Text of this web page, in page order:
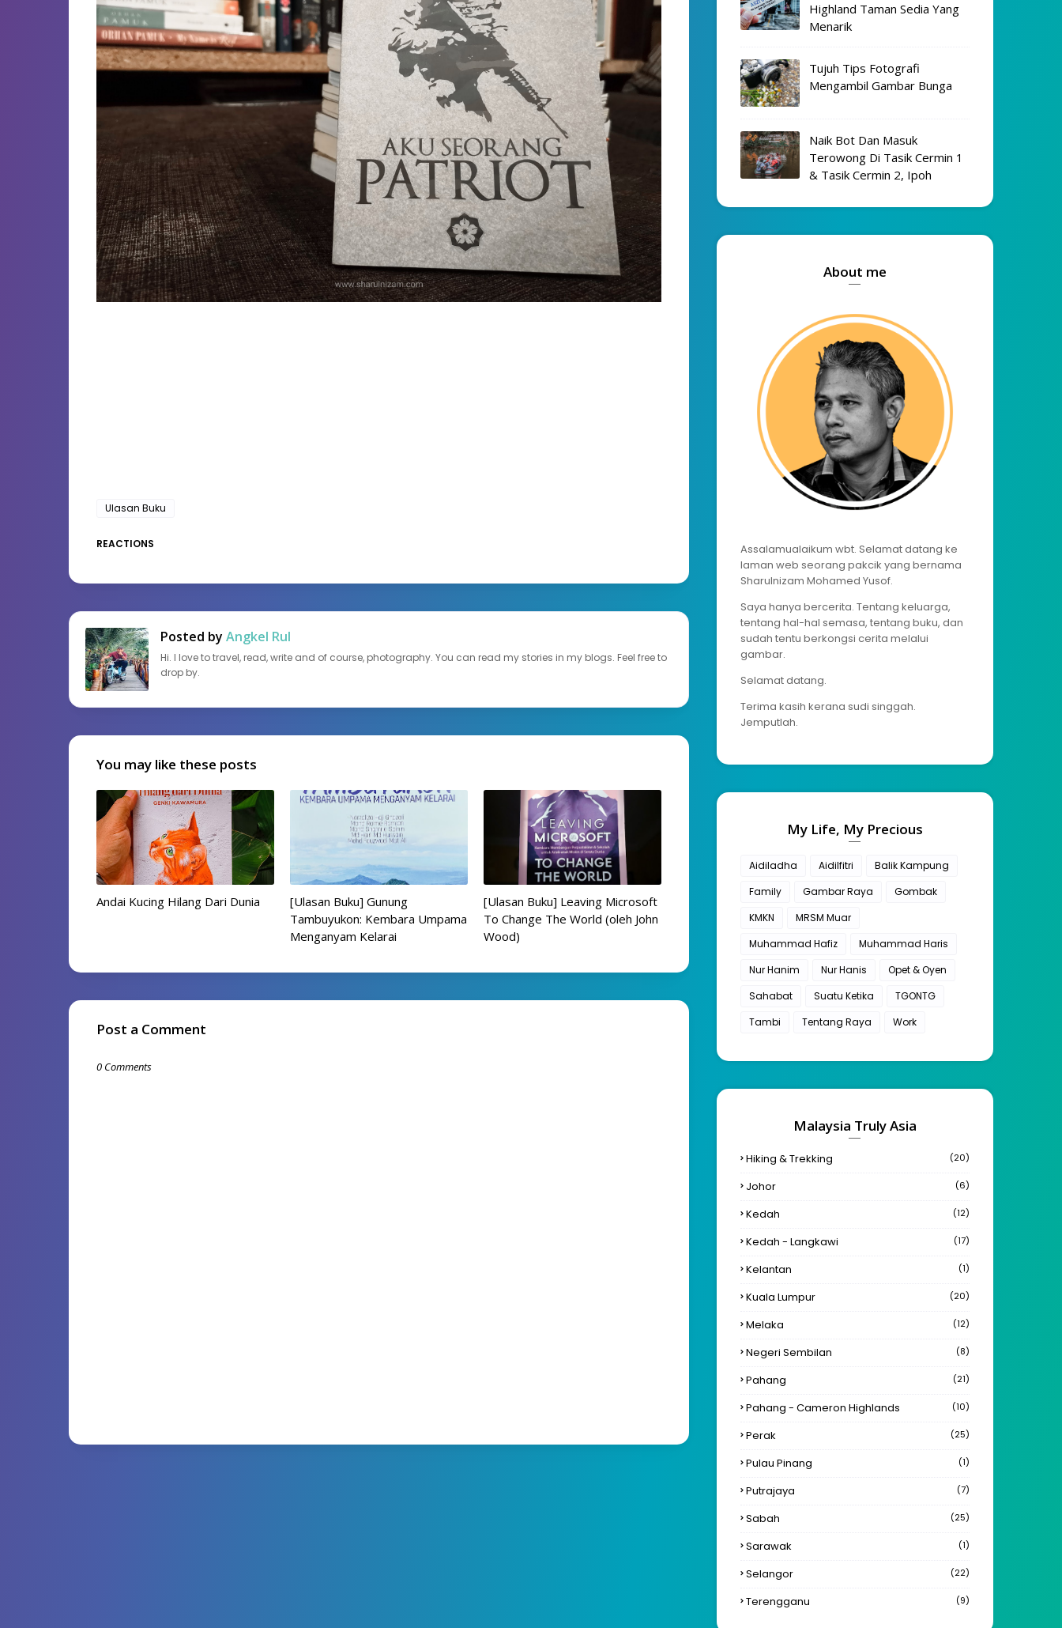
Ulasan Buku
REACTIONS
Posted by Angkel Rul
Hi. I love to travel, read, write and of course, photography. You can read my stories in my blogs. Feel free to
drop by.
You may like these posts
Andai Kucing Hilang Dari Dunia
[Ulasan Buku] Gunung
Tambuyukon: Kembara Umpama
Menganyam Kelarai
[Ulasan Buku] Leaving Microsoft
To Change The World (oleh John
Wood)
Post a Comment
0 Comments
Highland Taman Sedia Yang
Menarik
Tujuh Tips Fotografi
Mengambil Gambar Bunga
Naik Bot Dan Masuk
Terowong Di Tasik Cermin 1
& Tasik Cermin 2, Ipoh
About me
Assalamualaikum wbt. Selamat datang ke
laman web seorang pakcik yang bernama
Sharulnizam Mohamed Yusof.
Saya hanya bercerita. Tentang keluarga,
tentang hal-hal semasa, tentang buku, dan
sudah tentu berkongsi cerita melalui
gambar.
Selamat datang.
Terima kasih kerana sudi singgah.
Jemputlah.
My Life, My Precious
Aidiladha Aidilfitri
Balik Kampung
Family
Gambar Raya
Gombak
KMKN
MRSM Muar
Muhammad Hafiz
Muhammad Haris
Nur Hanim
Nur Hanis
Opet & Oyen
Sahabat
Suatu Ketika
TGONTG
Tambi
Tentang Raya Work
Malaysia Truly Asia
Hiking & Trekking (20)
Johor (6)
Kedah (12)
Kedah - Langkawi (17)
Kelantan (1)
Kuala Lumpur (20)
Melaka (12)
Negeri Sembilan (8)
Pahang (21)
Pahang - Cameron Highlands (10)
Perak (25)
Pulau Pinang (1)
Putrajaya (7)
Sabah (25)
Sarawak (1)
Selangor (22)
Terengganu (9)